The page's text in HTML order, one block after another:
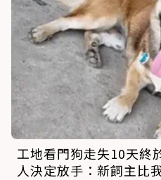
工地看門狗走失10天終
人決定放手：新飼主比